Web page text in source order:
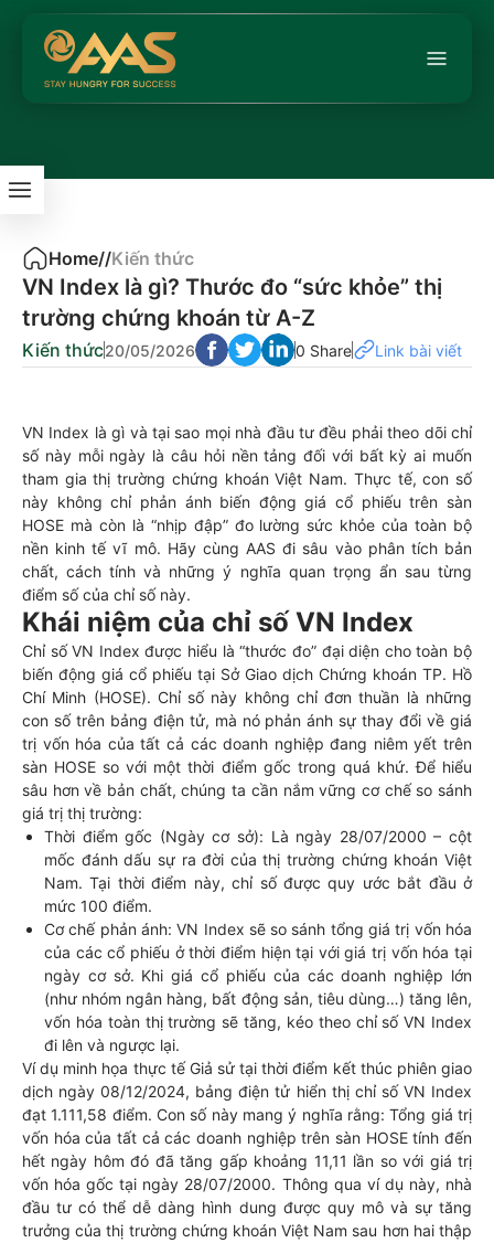
Home//Kiến thức
VN Index là gì? Thước đo “sức khỏe” thị
trường chứng khoán từ A-Z
Kiến thức20/05/2026 0 Share Link bài viết
VN Index là gì và tại sao mọi nhà đầu tư đều phải theo dõi chỉ
số này mỗi ngày là câu hỏi nền tảng đối với bất kỳ ai muốn
tham gia thị trường chứng khoán Việt Nam. Thực tế, con số
này không chỉ phản ánh biến động giá cổ phiếu trên sàn
HOSE mà còn là “nhịp đập” đo lường sức khỏe của toàn bộ
nền kinh tế vĩ mô. Hãy cùng AAS đi sâu vào phân tích bản
chất, cách tính và những ý nghĩa quan trọng ẩn sau từng
điểm số của chỉ số này.
Khái niệm của chỉ số VN Index
Chỉ số VN Index được hiểu là “thước đo” đại diện cho toàn bộ
biến động giá cổ phiếu tại Sở Giao dịch Chứng khoán TP. Hồ
Chí Minh (HOSE). Chỉ số này không chỉ đơn thuần là những
con số trên bảng điện tử, mà nó phản ánh sự thay đổi về giá
trị vốn hóa của tất cả các doanh nghiệp đang niêm yết trên
sàn HOSE so với một thời điểm gốc trong quá khứ. Để hiểu
sâu hơn về bản chất, chúng ta cần nắm vững cơ chế so sánh
giá trị thị trường:
Thời điểm gốc (Ngày cơ sở): Là ngày 28/07/2000 – cột
mốc đánh dấu sự ra đời của thị trường chứng khoán Việt
Nam. Tại thời điểm này, chỉ số được quy ước bắt đầu ở
mức 100 điểm.
Cơ chế phản ánh: VN Index sẽ so sánh tổng giá trị vốn hóa
của các cổ phiếu ở thời điểm hiện tại với giá trị vốn hóa tại
ngày cơ sở. Khi giá cổ phiếu của các doanh nghiệp lớn
(như nhóm ngân hàng, bất động sản, tiêu dùng…) tăng lên,
vốn hóa toàn thị trường sẽ tăng, kéo theo chỉ số VN Index
đi lên và ngược lại.
Ví dụ minh họa thực tế Giả sử tại thời điểm kết thúc phiên giao
dịch ngày 08/12/2024, bảng điện tử hiển thị chỉ số VN Index
đạt 1.111,58 điểm. Con số này mang ý nghĩa rằng: Tổng giá trị
vốn hóa của tất cả các doanh nghiệp trên sàn HOSE tính đến
hết ngày hôm đó đã tăng gấp khoảng 11,11 lần so với giá trị
vốn hóa gốc tại ngày 28/07/2000. Thông qua ví dụ này, nhà
đầu tư có thể dễ dàng hình dung được quy mô và sự tăng
trưởng của thị trường chứng khoán Việt Nam sau hơn hai thập